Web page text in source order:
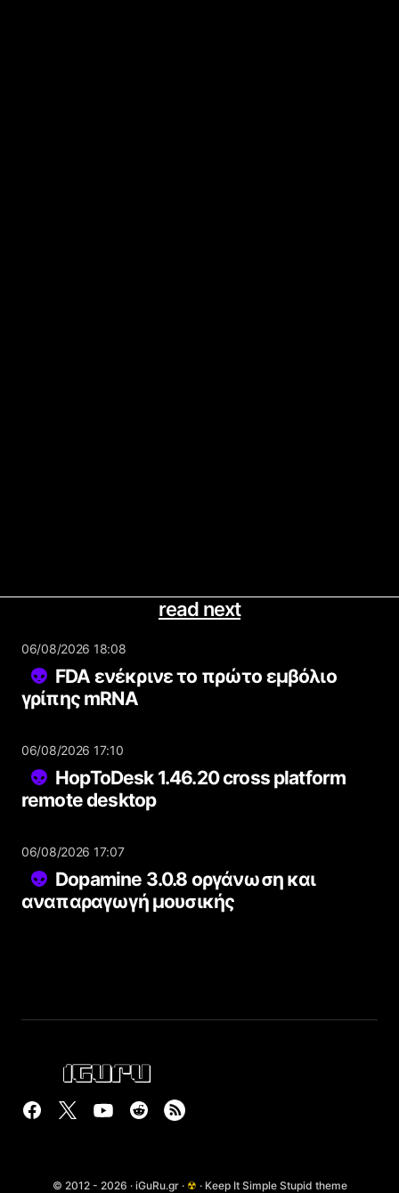
read next
06/08/2026 18:08
FDA ενέκρινε το πρώτο εμβόλιο
γρίπης mRNA
06/08/2026 17:10
HopToDesk 1.46.20 cross platform
remote desktop
06/08/2026 17:07
Dopamine 3.0.8 οργάνωση και
αναπαραγωγή μουσικής
© 2012 - 2026 · iGuRu.gr · ☢ · Keep It Simple Stupid theme